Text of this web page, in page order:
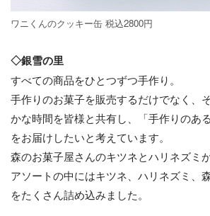
ワニくんのクッキー缶 税込2800円
◇銀雪の里
すべての商品をひとつずつ手作り。
手作りのお菓子を販売するだけでなく、
かな時間を皆様と共有し、「手作りのあ
をお届けしたいと考えています。
森のお菓子屋さんのキツネとハリネズミ
アソートの中にはキツネ、ハリネズミ、
をたくさん詰め込みました。